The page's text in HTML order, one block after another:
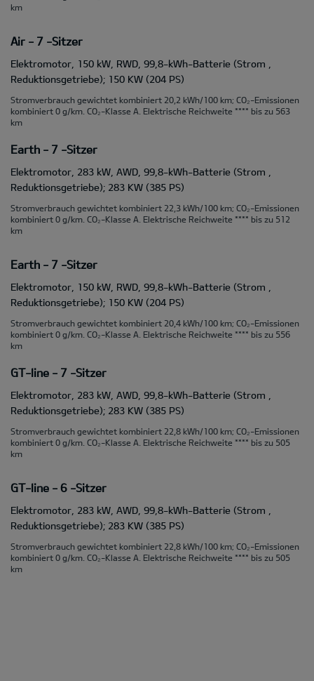
km
Air - 7 -Sitzer
Elektromotor, 150 kW, RWD, 99,8-kWh-Batterie (Strom ,
Reduktionsgetriebe); 150 KW (204 PS)
Stromverbrauch gewichtet kombiniert 20,2 kWh/100 km; CO₂-Emissionen
kombiniert 0 g/km. CO₂-Klasse A. Elektrische Reichweite **** bis zu 563
km
Earth - 7 -Sitzer
Elektromotor, 283 kW, AWD, 99,8-kWh-Batterie (Strom ,
Reduktionsgetriebe); 283 KW (385 PS)
Stromverbrauch gewichtet kombiniert 22,3 kWh/100 km; CO₂-Emissionen
kombiniert 0 g/km. CO₂-Klasse A. Elektrische Reichweite **** bis zu 512
km
Earth - 7 -Sitzer
Elektromotor, 150 kW, RWD, 99,8-kWh-Batterie (Strom ,
Reduktionsgetriebe); 150 KW (204 PS)
Stromverbrauch gewichtet kombiniert 20,4 kWh/100 km; CO₂-Emissionen
kombiniert 0 g/km. CO₂-Klasse A. Elektrische Reichweite **** bis zu 556
km
GT-line - 7 -Sitzer
Elektromotor, 283 kW, AWD, 99,8-kWh-Batterie (Strom ,
Reduktionsgetriebe); 283 KW (385 PS)
Stromverbrauch gewichtet kombiniert 22,8 kWh/100 km; CO₂-Emissionen
kombiniert 0 g/km. CO₂-Klasse A. Elektrische Reichweite **** bis zu 505
km
GT-line - 6 -Sitzer
Elektromotor, 283 kW, AWD, 99,8-kWh-Batterie (Strom ,
Reduktionsgetriebe); 283 KW (385 PS)
Stromverbrauch gewichtet kombiniert 22,8 kWh/100 km; CO₂-Emissionen
kombiniert 0 g/km. CO₂-Klasse A. Elektrische Reichweite **** bis zu 505
km